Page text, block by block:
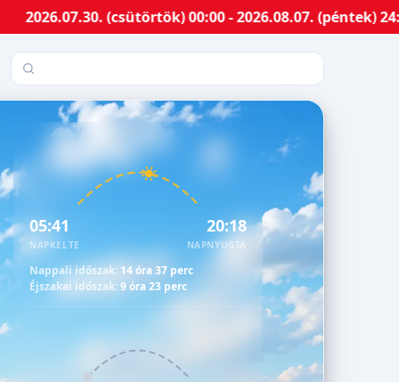
(csütörtök) 00:00 - 2026.08.07. (péntek) 24:00-ig
Település keresése
05:41
NAPKELTE
20:18
NAPNYUGTA
Nappali időszak: 14 óra 37 perc
Éjszakai időszak:9 óra 23 perc